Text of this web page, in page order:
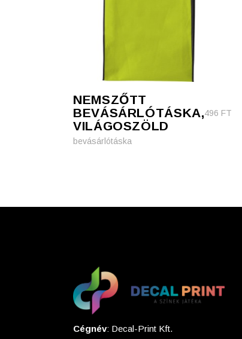
NEMSZŐTT
BEVÁSÁRLÓTÁSKA,
VILÁGOSZÖLD
496 FT
bevásárlótáska
Cégnév: Decal-Print Kft.